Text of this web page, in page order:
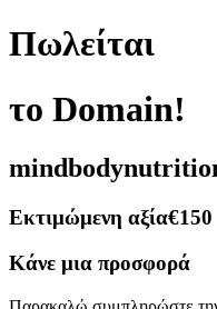
Πωλείται
το Domain!
Εκτιμώμενη αξία€150
Κάνε μια προσφορά